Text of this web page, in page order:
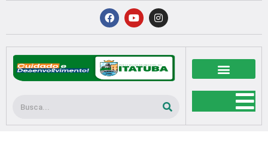
conteúdo
F
a
c
b
o
o
k
Y
o
u
u
b
e
I
n
s
a
g
r
a
Pesquisar